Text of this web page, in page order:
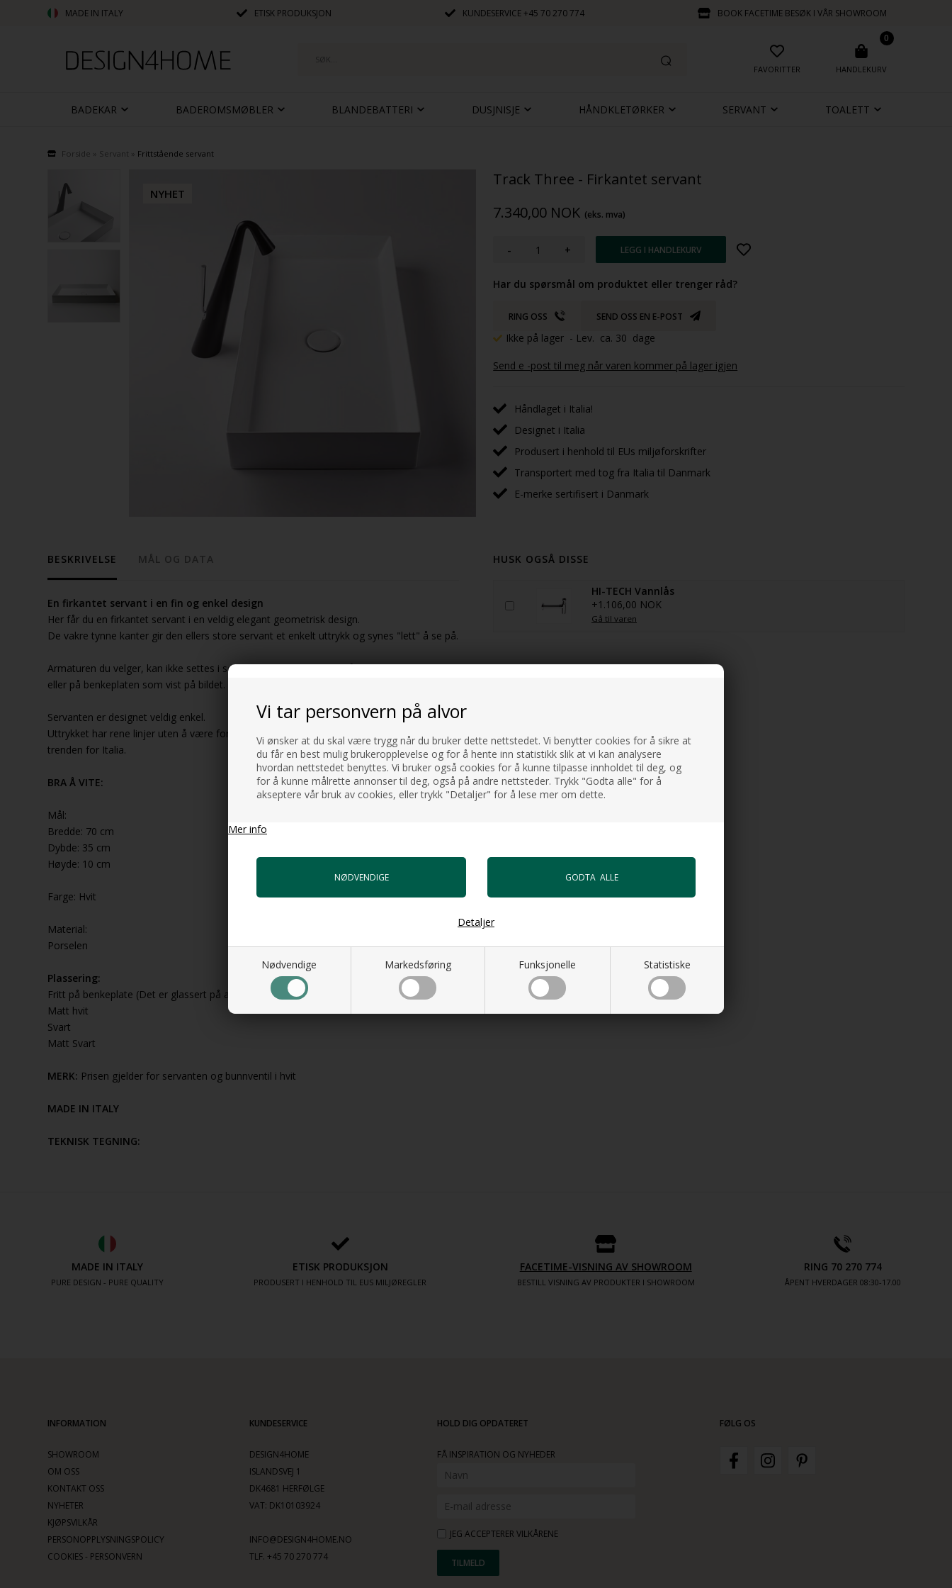
Vi tar personvern på alvor
Vi ønsker at du skal være trygg når du bruker dette nettstedet. Vi benytter cookies for å sikre at
du får en best mulig brukeropplevelse og for å hente inn statistikk slik at vi kan analysere
hvordan nettstedet benyttes. Vi bruker også cookies for å kunne tilpasse innholdet til deg, og
for å kunne målrette annonser til deg, også på andre nettsteder. Trykk "Godta alle" for å
akseptere vår bruk av cookies, eller trykk "Detaljer" for å lese mer om dette.
Mer info
Nødvendige Markedsføring Funksjonelle Statistiske
Detaljer
MADE IN ITALY ETISK PRODUKSJON KUNDESERVICE +45 70 270 774 BOOK FACETIME BESØK I VÅR SHOWROOM
FAVORITTER
0
HANDLEKURV
BADEKAR BADEROMSMØBLER BLANDEBATTERI DUSJNISJE HÅNDKLETØRKER SERVANT TOALETT
Forside Servant Frittstående servant
NYHET
Track Three - Firkantet servant
7.340,00 NOK (eks. mva)
- +
Har du spørsmål om produktet eller trenger råd?
RING OSS SEND OSS EN E-POST
Ikke på lager - Lev. ca. 30 dage
Send e -post til meg når varen kommer på lager igjen
Håndlaget i Italia!
Designet i Italia
Produsert i henhold til EUs miljøforskrifter
Transportert med tog fra Italia til Danmark
E-merke sertifisert i Danmark
BESKRIVELSE MÅL OG DATA
En firkantet servant i en fin og enkel design
Her får du en firkantet servant i en veldig elegant geometrisk design.
De vakre tynne kanter gir den ellers store servant et enkelt uttrykk og synes "lett" å se på.
Armaturen du velger, kan ikke settes i servanten, slik armaturet må plasseres i veggen
eller på benkeplaten som vist på bildet.
Servanten er designet veldig enkel.
Uttrykket har rene linjer uten å være for minimalistisk og faller dermed i tråd med den nye
trenden for Italia.
BRA Å VITE:
Mål:
Bredde: 70 cm
Dybde: 35 cm
Høyde: 10 cm
Farge: Hvit
Material:
Porselen
Plassering:
Fritt på benkeplate (Det er glassert på alle fire sider)
Matt hvit
Svart
Matt Svart
MERK: Prisen gjelder for servanten og bunnventil i hvit
MADE IN ITALY
TEKNISK TEGNING:
HUSK OGSÅ DISSE
HI-TECH Vannlås
+1.106,00 NOK
Gå til varen
MADE IN ITALY
PURE DESIGN - PURE QUALITY
ETISK PRODUKSJON
PRODUSERT I HENHOLD TIL EUS MILJØREGLER
FACETIME-VISNING AV SHOWROOM
BESTILL VISNING AV PRODUKTER I SHOWROOM
RING 70 270 774
ÅPENT HVERDAGER 08:30-17.00
INFORMATION
SHOWROOM
OM OSS
KONTAKT OSS
NYHETER
KJØPSVILKÅR
PERSONOPPLYSNINGSPOLICY
COOKIES - PERSONVERN
KUNDESERVICE
DESIGN4HOME
ISLANDSVEJ 1
DK4681 HERFØLGE
VAT: DK10103924
INFO@DESIGN4HOME.NO
TLF. +45 70 270 774
HOLD DIG OPDATERET
FÅ INSPIRATION OG NYHEDER
JEG ACCEPTERER VILKÅRENE
FØLG OS